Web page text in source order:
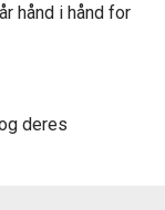
hånd i hånd for
deres